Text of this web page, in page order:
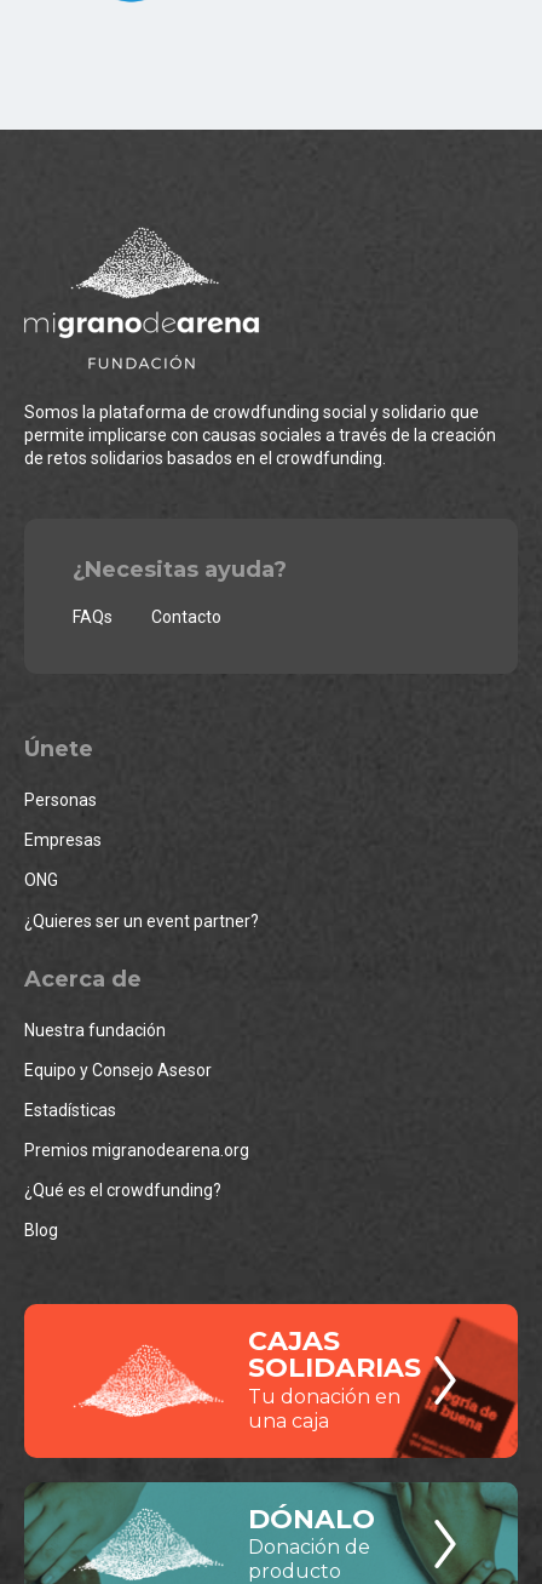
Somos la plataforma de crowdfunding social y solidario que
permite implicarse con causas sociales a través de la creación
de retos solidarios basados en el crowdfunding.
¿Necesitas ayuda?
FAQs Contacto
Únete
Personas
Empresas
ONG
¿Quieres ser un event partner?
Acerca de
Nuestra fundación
Equipo y Consejo Asesor
Estadísticas
Premios migranodearena.org
¿Qué es el crowdfunding?
Blog
CAJAS
SOLIDARIAS
Tu donación en
una caja
DÓNALO
Donación de
producto